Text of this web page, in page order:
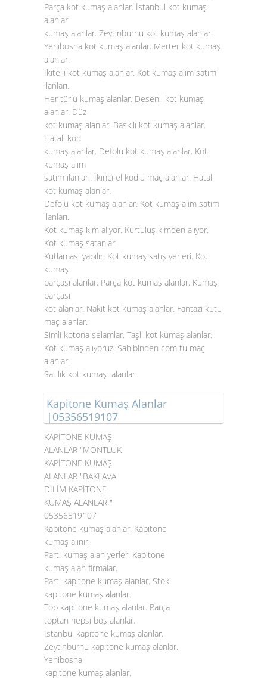
Parça kot kumaş alanlar. İstanbul kot kumaş
alanlar
kumaş alanlar. Zeytinburnu kot kumaş alanlar.
Yenibosna kot kumaş alanlar. Merter kot kumaş
alanlar.
İkitelli kot kumaş alanlar. Kot kumaş alım satım
ilanları.
Her türlü kumaş alanlar. Desenli kot kumaş
alanlar. Düz
kot kumaş alanlar. Baskılı kot kumaş alanlar.
Hatalı kod
kumaş alanlar. Defolu kot kumaş alanlar. Kot
kumaş alım
satım ilanları. İkinci el kodlu maç alanlar. Hatalı
kot kumaş alanlar.
Defolu kot kumaş alanlar. Kot kumaş alım satım
ilanları.
Kot kumaş kim alıyor. Kurtuluş kimden alıyor.
Kot kumaş satanlar.
Kutlaması yapılır. Kot kumaş satış yerleri. Kot
kumaş
parçası alanlar. Parça kot kumaş alanlar. Kumaş
parçası
kot alanlar. Nakit kot kumaş alanlar. Fantazi kutu
maç alanlar.
Simli kotona selamlar. Taşlı kot kumaş alanlar.
Kot kumaş alıyoruz. Sahibinden com tu maç
alanlar.
Satılık kot kumaş alanlar.
Kapitone Kumaş Alanlar
|05356519107
KAPİTONE KUMAŞ
ALANLAR "MONTLUK
KAPİTONE KUMAŞ
ALANLAR "BAKLAVA
DİLİM KAPİTONE
KUMAŞ ALANLAR "
05356519107
Kapitone kumaş alanlar. Kapitone
kumaş alınır.
Parti kumaş alan yerler. Kapitone
kumaş alan firmalar.
Parti kapitone kumaş alanlar. Stok
kapitone kumaş alanlar.
Top kapitone kumaş alanlar. Parça
toptan hepsi boş alanlar.
İstanbul kapitone kumaş alanlar.
Zeytinburnu kapitone kumaş alanlar.
Yenibosna
kapitone kumaş alanlar.